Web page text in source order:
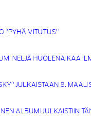
”PYHÄ VITUTUS”
NELJÄ HUOLENAIKAA
JULKAISTAAN 8.
ALBUMI JULKAISTIIN